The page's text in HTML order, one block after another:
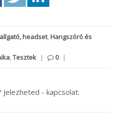
headset,Hangszóró és
,Tesztek | 0 |
- kapcsolat: